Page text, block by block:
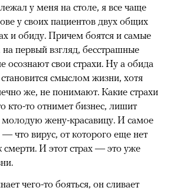
у меня на столе, я все чаще
у своих пациентов двух общих
и обиду. Причем боятся и самые
первый взгляд, бесстрашные
осознают свои страхи. Ну а обида
смыслом жизни, хотя
же, не понимают. Какие страхи
кто-то отнимет бизнес, лишит
молодую жену-красавицу. И самое
— что вирус, от которого еще нет
смерти. И этот страх — это уже
чего-то бояться, он сливает